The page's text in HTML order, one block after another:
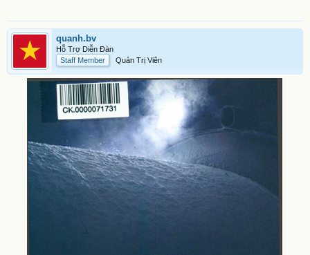
quanh.bv
Hỗ Trợ Diễn Đàn
Staff Member
Quản Trị Viên